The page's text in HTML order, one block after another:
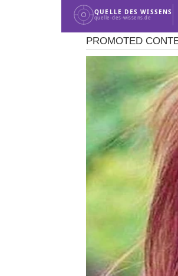
QUELLE DES WISSENS
quelle-des-wissens.de